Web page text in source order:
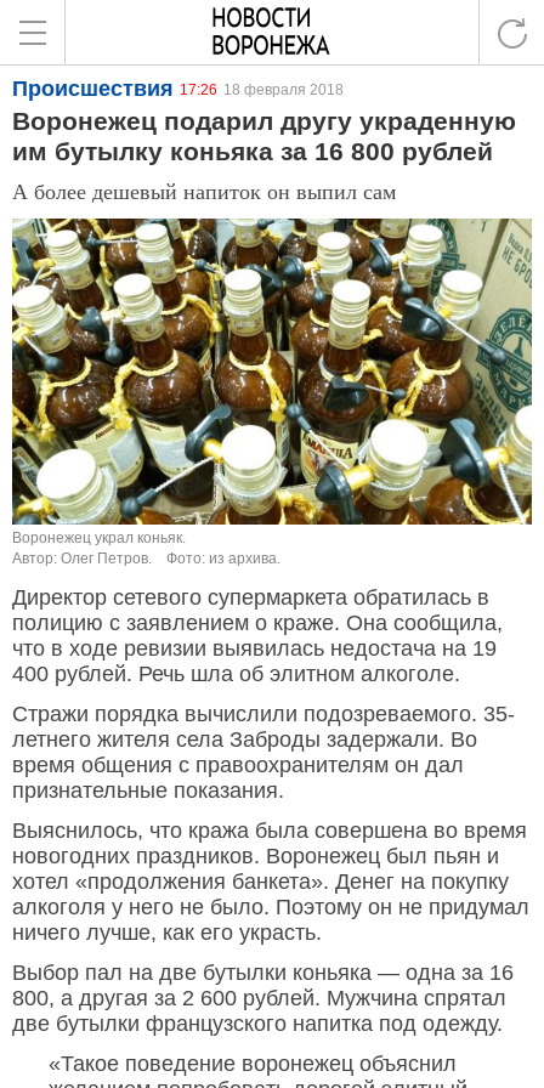
Происшествия 17:26 18 февраля 2018
Воронежец подарил другу украденную
им бутылку коньяка за 16 800 рублей
А более дешевый напиток он выпил сам
Воронежец украл коньяк.
Автор: Олег Петров.
Фото: из архива.
Директор сетевого супермаркета обратилась в
полицию с заявлением о краже. Она сообщила,
что в ходе ревизии выявилась недостача на 19
400 рублей. Речь шла об элитном алкоголе.
Стражи порядка вычислили подозреваемого. 35-
летнего жителя села Заброды задержали. Во
время общения с правоохранителям он дал
признательные показания.
Выяснилось, что кража была совершена во время
новогодних праздников. Воронежец был пьян и
хотел «продолжения банкета». Денег на покупку
алкоголя у него не было. Поэтому он не придумал
ничего лучше, как его украсть.
Выбор пал на две бутылки коньяка — одна за 16
800, а другая за 2 600 рублей. Мужчина спрятал
две бутылки французского напитка под одежду.
«Такое поведение воронежец объяснил